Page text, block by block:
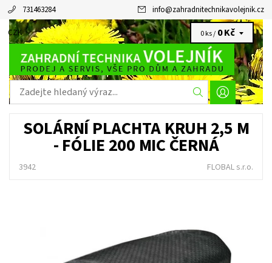
731463284 info@zahradnitechnikavolejnik.cz
CZK 0 ks / 0 Kč
SOLÁRNÍ PLACHTA KRUH 2,5 M
- FÓLIE 200 MIC ČERNÁ
3942 FLOBAL s.r.o.